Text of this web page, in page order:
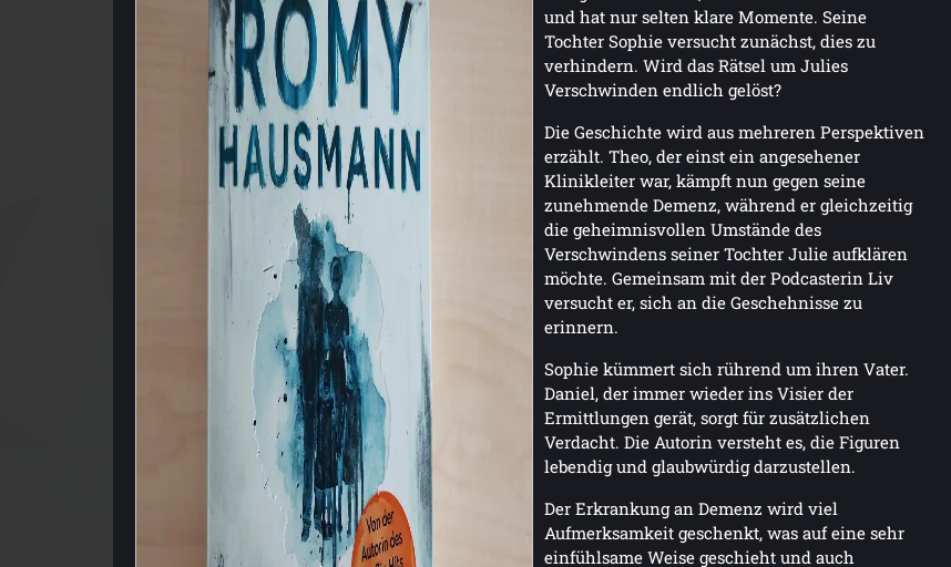
und hat nur selten klare Momente. Seine
Tochter Sophie versucht zunächst, dies zu
verhindern. Wird das Rätsel um Julies
Verschwinden endlich gelöst?
Die Geschichte wird aus mehreren Perspektiven
erzählt. Theo, der einst ein angesehener
Klinikleiter war, kämpft nun gegen seine
zunehmende Demenz, während er gleichzeitig
die geheimnisvollen Umstände des
Verschwindens seiner Tochter Julie aufklären
möchte. Gemeinsam mit der Podcasterin Liv
versucht er, sich an die Geschehnisse zu
erinnern.
Sophie kümmert sich rührend um ihren Vater.
Daniel, der immer wieder ins Visier der
Ermittlungen gerät, sorgt für zusätzlichen
Verdacht. Die Autorin versteht es, die Figuren
lebendig und glaubwürdig darzustellen.
Der Erkrankung an Demenz wird viel
Aufmerksamkeit geschenkt, was auf eine sehr
einfühlsame Weise geschieht und auch